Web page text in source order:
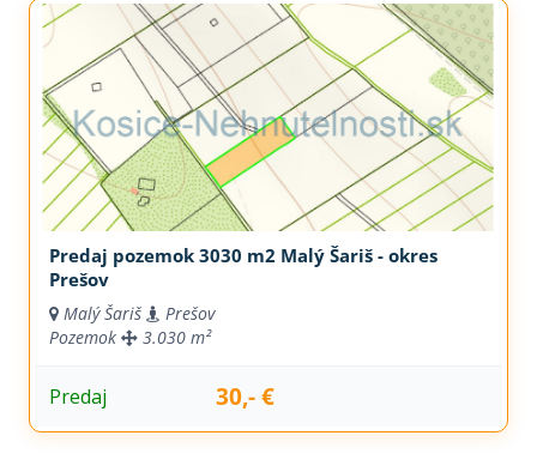
Predaj pozemok 3030 m2 Malý Šariš - okres
Prešov
Malý Šariš
Prešov
Pozemok
3.030 m²
Predaj 30,- €